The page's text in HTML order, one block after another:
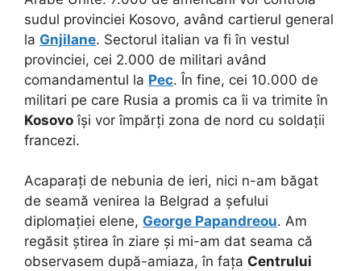
sudul provinciei Kosovo, având cartierul general
la Gnjilane. Sectorul italian va fi în vestul
provinciei, cei 2.000 de militari având
comandamentul la Pec. În fine, cei 10.000 de
militari pe care Rusia a promis ca îi va trimite în
Kosovo își vor împărți zona de nord cu soldații
francezi.
Acaparați de nebunia de ieri, nici n-am băgat
de seamă venirea la Belgrad a șefului
diplomației elene, George Papandreou. Am
regăsit știrea în ziare și mi-am dat seama că
observasem după-amiaza, în fața Centrului